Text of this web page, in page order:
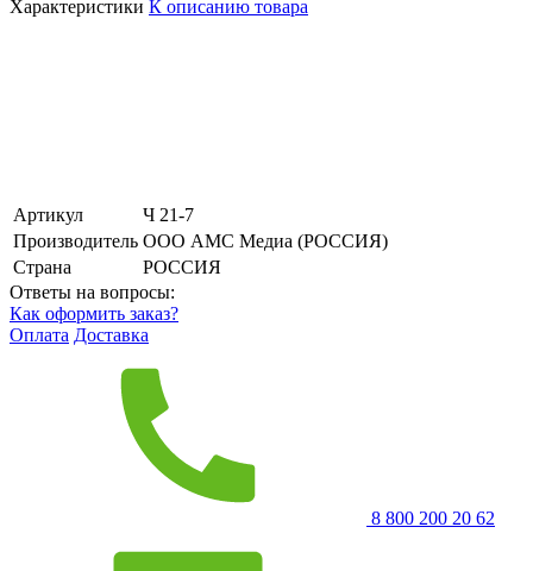
Характеристики К описанию товара
Артикул
Ч 21-7
Производитель ООО АМС Медиа (РОССИЯ)
Страна
РОССИЯ
Ответы на вопросы:
Как оформить заказ?
Оплата Доставка
8 800 200 20 62